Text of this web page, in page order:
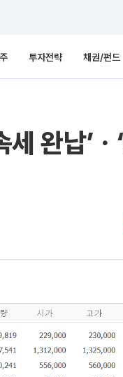
투자전략 채권/펀드
완납’